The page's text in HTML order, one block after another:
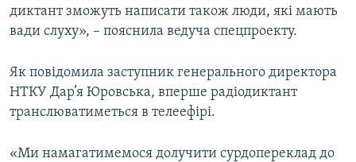
диктант зможуть написати також люди, які мають
вади слуху», – пояснила ведуча спецпроекту.
Як повідомила заступник генерального директора
НТКУ Дар’я Юровська, вперше радіодиктант
транслюватиметься в телеефірі.
«Ми намагатимемося долучити сурдопереклад до